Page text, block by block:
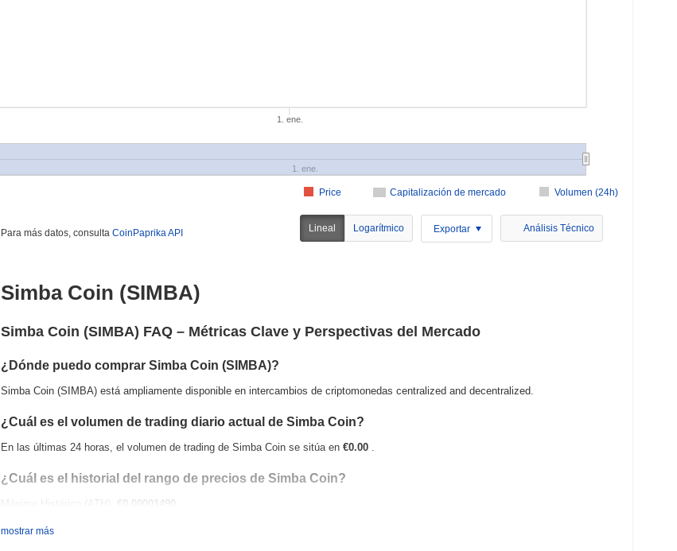
Capitalización de mercado Volumen (24h)
Price
1. ene.
1. ene.
Para más datos, consulta CoinPaprika API Lineal Logarítmico Exportar Análisis Técnico
Simba Coin (SIMBA)
Simba Coin (SIMBA) FAQ – Métricas Clave y Perspectivas del Mercado
¿Dónde puedo comprar Simba Coin (SIMBA)?
Simba Coin (SIMBA) está ampliamente disponible en intercambios de criptomonedas centralized and decentralized.
¿Cuál es el volumen de trading diario actual de Simba Coin?
En las últimas 24 horas, el volumen de trading de Simba Coin se sitúa en €0.00 .
¿Cuál es el historial del rango de precios de Simba Coin?
Máximo Histórico (ATH):
€0.00001490
mostrar más